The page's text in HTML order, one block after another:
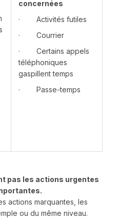
concernées
· Activités futiles
· Courrier
· Certains appels
téléphoniques
gaspillent temps
· Passe-temps
pas les actions urgentes
actions marquantes, les
ou du même niveau.